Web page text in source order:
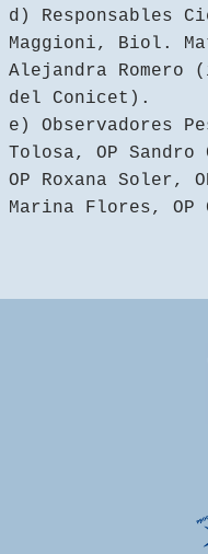
d) Responsables
Maggioni, Biol.
Alejandra Romero
del Conicet).
e) Observadores
Tolosa, OP Sandro
OP Roxana Soler,
Marina Flores,